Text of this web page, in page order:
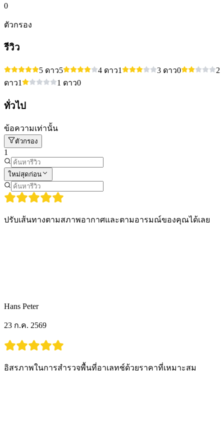
0
ตัวกรอง
รีวิว
5 ดาว5 4 ดาว1 3 ดาว0
2
ดาว1 1 ดาว0
ทั่วไป
ข้อความเท่านั้น
ตัวกรอง
1
ใหม่สุดก่อน
ปรับเส้นทางตามสภาพอากาศและตามอารมณ์ของคุณได้เลย
Hans Peter
23 ก.ค. 2569
อิสรภาพในการสำรวจพื้นที่อาเลทช์ด้วยราคาที่เหมาะสม